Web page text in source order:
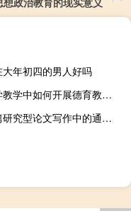
大年初四的男人好吗
小学教学中如何开展德育教育,如何在小学开展德育教育
一篇研究型论文写作中的通病,撰写本文有哪些研究方法和手段？